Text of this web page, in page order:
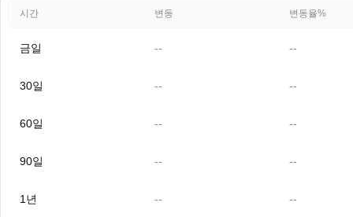
시간 변동 변동율%
금일 -- --
30일 -- --
60일 -- --
90일 -- --
1년 -- --